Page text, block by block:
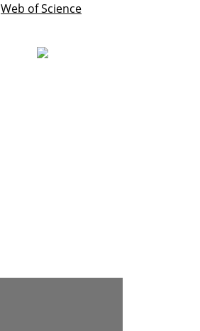
Web of Science